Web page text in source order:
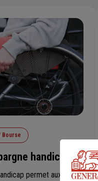
Bourse
handicap
permet aux